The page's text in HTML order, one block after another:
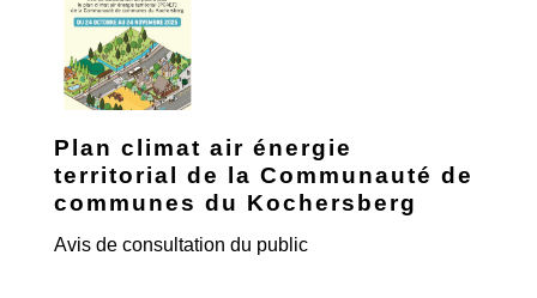
Plan climat air énergie
territorial de la Communauté de
communes du Kochersberg
Avis de consultation du public